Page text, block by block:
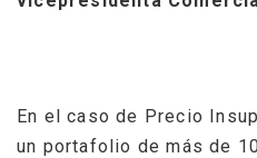
En el caso de Precio
un portafolio de más de